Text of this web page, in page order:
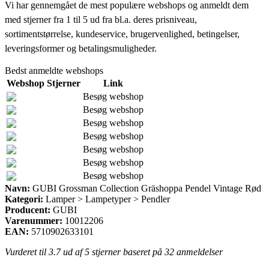
Vi har gennemgået de mest populære webshops og anmeldt dem
med stjerner fra 1 til 5 ud fra bl.a. deres prisniveau,
sortimentstørrelse, kundeservice, brugervenlighed, betingelser,
leveringsformer og betalingsmuligheder.
Bedst anmeldte webshops
Webshop Stjerner
Link
Besøg webshop
Besøg webshop
Besøg webshop
Besøg webshop
Besøg webshop
Besøg webshop
Besøg webshop
Navn: GUBI Grossman Collection Gräshoppa Pendel Vintage Rød
Kategori: Lamper > Lampetyper > Pendler
Producent: GUBI
Varenummer: 10012206
EAN: 5710902633101
Vurderet til 3.7ud af 5 stjerner baseret på 32 anmeldelser